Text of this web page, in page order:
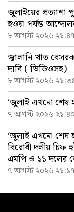
জুলাইয়ের প্রত্যাশা
হওয়া পর্যন্ত
৮ আগস্ট ২০২৬ ২১:৪৭
জ্বালানি খাত
দাবি ( ভিডিওসহ)
৮ আগস্ট ২০২৬
‘জুলাই এখনো শেষ
৭ আগস্ট ২০২৬ ২১:৪০
‘জুলাই এখনো শেষ
বিরোধী দলীয় চিফ
এমপি ও ১১ দলের
৭ আগস্ট ২০২৬ ২১:১৭